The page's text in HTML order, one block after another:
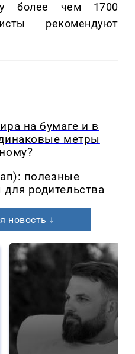
более чем 1700
рекомендуют
на бумаге и в
метры
полезные
родительства
новость ↓